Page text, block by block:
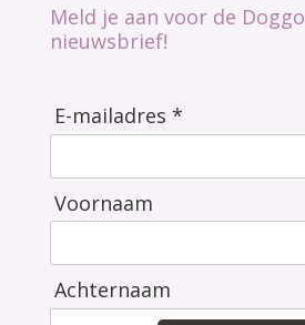
Meld je aan voor de Doggo
nieuwsbrief!
E-mailadres *
Voornaam
Achternaam